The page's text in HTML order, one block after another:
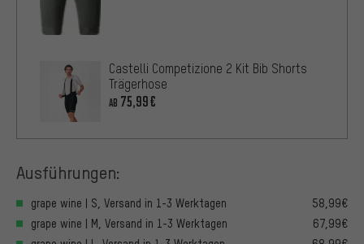
Castelli Competizione 2 Kit Bib Shorts
Trägerhose
AB 75,99€
Ausführungen:
grape wine | S, Versand in 1-3 Werktagen
58,99€
grape wine | M, Versand in 1-3 Werktagen
67,99€